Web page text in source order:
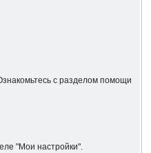
с разделом помощи
"Мои настройки".